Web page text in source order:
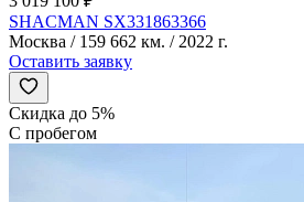
SHACMAN SX331863366
Москва / 159 662 км. / 2022 г.
Оставить заявку
Скидка до 5%
С пробегом